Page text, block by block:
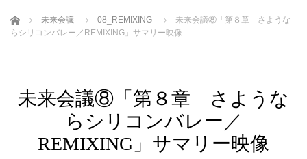
ホーム 未来会議 08_REMIXING
未来会議⑧「第８章 さような
らシリコンバレー／REMIXING」サマリー映像
未来会議⑧「第８章 さような
らシリコンバレー／
REMIXING」サマリー映像